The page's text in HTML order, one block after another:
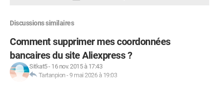
Discussions similaires
Comment supprimer mes coordonnées
bancaires du site Aliexpress ?
Sitkat5- 16 nov. 2015 à 17:43
Tartanpion-9 mai 2026 à 19:03